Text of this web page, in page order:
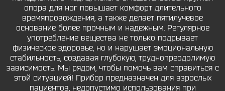
опора для ног повышает комфорт длительного
времяпровождения, а также делает пятилучевое
основание более прочным и надежным. Регулярное
употребление вещества не только подрывает
физическое здоровье, но и нарушает эмоциональную
стабильность, создавая глубокую, труднопреодолимую
зависимость. Мы рядом, чтобы помочь вам справиться с
этой ситуацией! Прибор предназначен для взрослых
пациентов, недопустимо использования при